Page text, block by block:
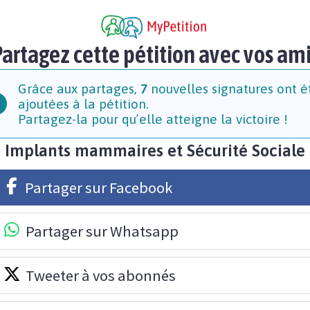
cette pétition avec vos
Grâce aux partages, 7nouvelles signatures ont
ajoutées à la pétition.
Partagez-la pour qu’elle atteigne la victoire !
Implants mammaires et Sécurité Sociale
Partager sur Facebook
Partager sur Whatsapp
Tweeter à vos abonnés